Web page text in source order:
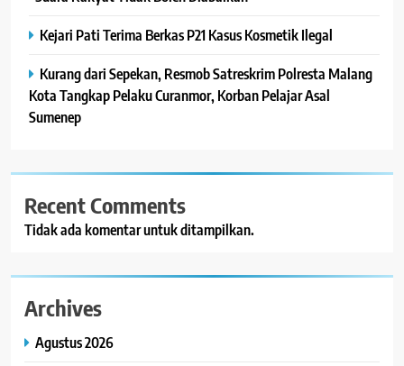
Kejari Pati Terima Berkas P21 Kasus Kosmetik Ilegal
Kurang dari Sepekan, Resmob Satreskrim Polresta Malang
Kota Tangkap Pelaku Curanmor, Korban Pelajar Asal
Sumenep
Recent Comments
Tidak ada komentar untuk ditampilkan.
Archives
Agustus 2026